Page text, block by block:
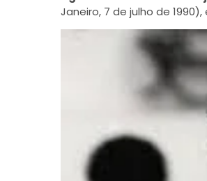
Janeiro, 7 de julho de